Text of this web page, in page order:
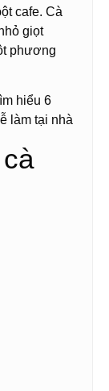
cafe. Cà
giọt
phương
hiểu 6
làm tại nhà